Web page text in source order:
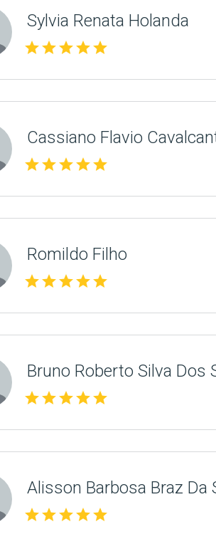
Sylvia Renata Holanda
starstarstarstarstar
Cassiano Flavio
starstarstarstarstar
Romildo Filho
starstarstarstarstar
Bruno Roberto Silva Dos
starstarstarstarstar
Alisson Barbosa Braz Da
starstarstarstarstar